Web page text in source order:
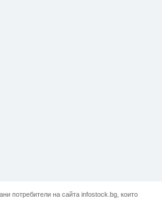
потребители на сайта infostock.bg, които